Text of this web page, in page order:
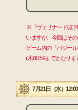
※『ヴェリナード城下
いますが、今回はそ
ゲーム内の「バジー
(木)10:59までとなりま
7月21日（水）